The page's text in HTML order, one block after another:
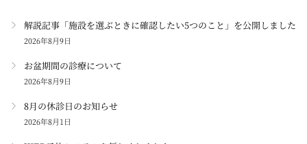
解説記事「施設を選ぶときに確認したい5つのこと」を公開しました
2026年8月9日
お盆期間の診療について
2026年8月9日
8月の休診日のお知らせ
2026年8月1日